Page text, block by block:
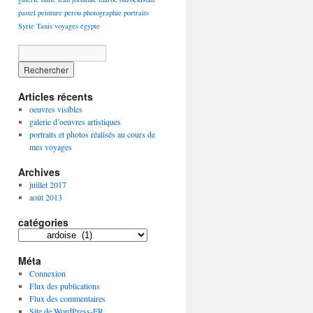
pastel peinture perou photographie portraits
Syrie Tanis voyages égypte
Articles récents
oeuvres visibles
galerie d’oeuvres artistiques
portraits et photos réalisés au cours de
mes voyages
Archives
juillet 2017
août 2013
catégories
catégories
Méta
Connexion
Flux des publications
Flux des commentaires